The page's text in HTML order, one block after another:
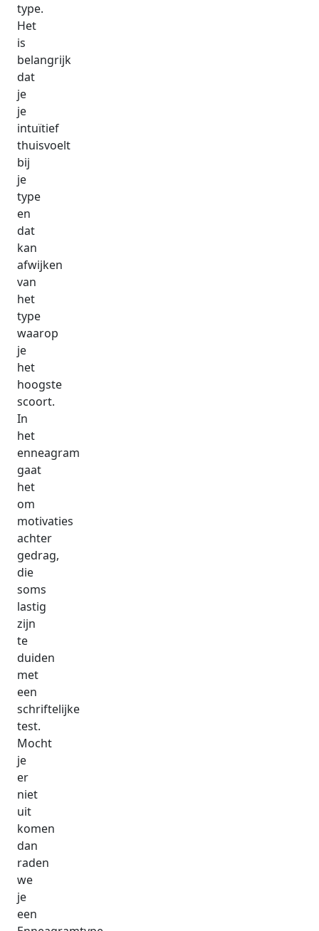
type.
Het
is
belangrijk
dat
je
je
intuïtief
thuisvoelt
bij
je
type
en
dat
kan
afwijken
van
het
type
waarop
je
het
hoogste
scoort.
In
het
enneagram
gaat
het
om
motivaties
achter
gedrag,
die
soms
lastig
zijn
te
duiden
met
een
schriftelijke
test.
Mocht
je
er
niet
uit
komen
dan
raden
we
je
een